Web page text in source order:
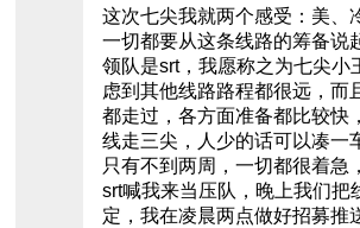
这次七尖我就两个感受：美、
一切都要从这条线路的筹备
领队是srt，我愿称之为七尖小
虑到其他线路路程都很远，而
都走过，各方面准备都比较快
线走三尖，人少的话可以凑一
只有不到两周，一切都很着急
srt喊我来当压队，晚上我们把
定，我在凌晨两点做好招募推